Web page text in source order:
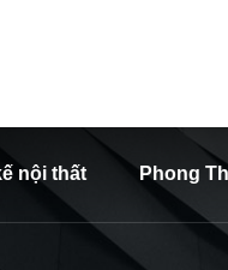
nội thất Phong